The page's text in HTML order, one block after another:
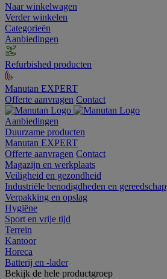
Naar winkelwagen
Verder winkelen
Categorieën
Aanbiedingen
Refurbished producten
Manutan EXPERT
Offerte aanvragen Contact
Aanbiedingen
Duurzame producten
Manutan EXPERT
Offerte aanvragen Contact
Magazijn en werkplaats
Veiligheid en gezondheid
Industriële benodigdheden en gereedschap
Verpakking en opslag
Hygiëne
Sport en vrije tijd
Terrein
Kantoor
Horeca
Batterij en -lader
Bekijk de hele productgroep